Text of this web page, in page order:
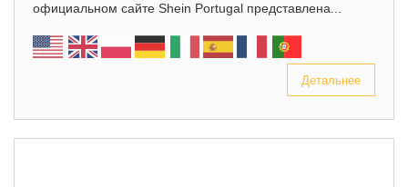
официальном сайте Shein Portugal представлена...
Детальнее